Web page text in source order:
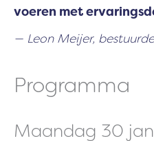
voeren met
Leon Meijer,
Programma
Maandag 30